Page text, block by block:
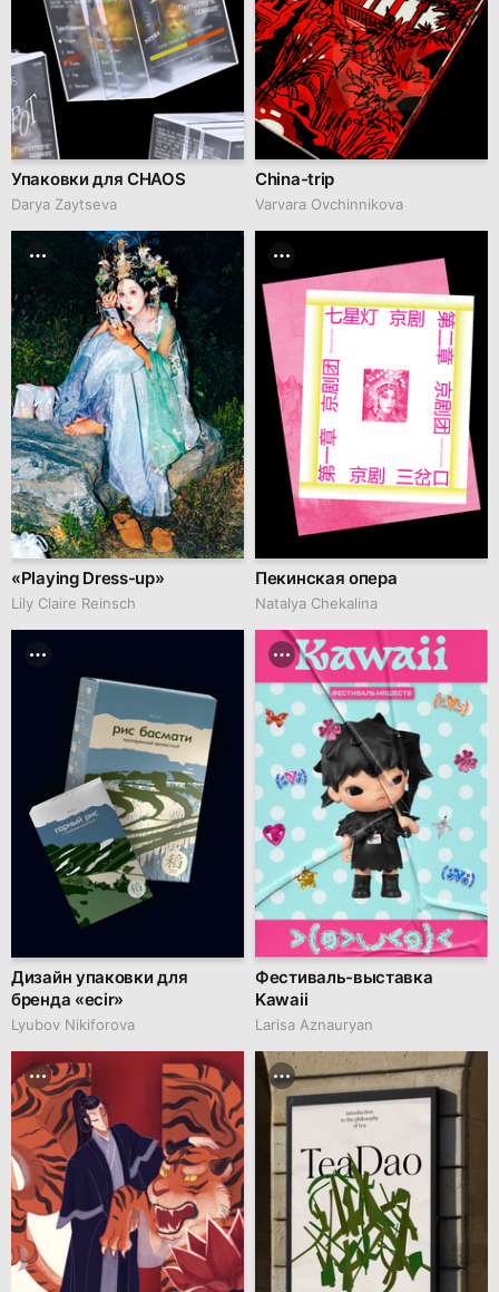
Упаковки для CHAOS
Darya Zaytseva
China-trip
Varvara Ovchinnikova
«Playing Dress-up»
Lily Claire Reinsch
Пекинская опера
Natalya Chekalina
Дизайн упаковки для
бренда «ecir»
Lyubov Nikiforova
Фестиваль-выставка
Kawaii
Larisa Aznauryan